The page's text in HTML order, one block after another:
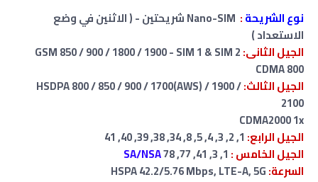
نوع الشريحة:
Nano-SIM شريحتين - ( الاثنين في وضع
الاستعداد )
الجيل الثانى:
CDMA 800
الجيل الثالث:HSDPA 800 / 850 / 900 / 1700(AWS) / 1900 /
2100
CDMA2000 1x
الجيل الرابع: 1, 2, 3, 4, 5, 8, 34, 38, 39, 40, 41
الجيل الخامس : 1, 3, 41, 77, 78
SA/NSA
السرعة:HSPA 42.2/5.76 Mbps, LTE-A, 5G